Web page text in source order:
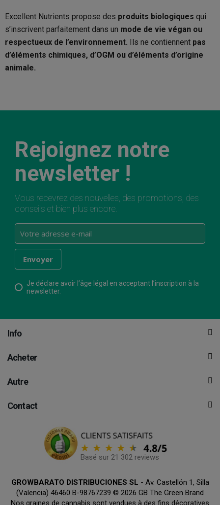
Excellent Nutrients propose des produits biologiques qui
s’inscrivent parfaitement dans un mode de vie végan ou
respectueux de l’environnement. Ils ne contiennent pas
d’éléments chimiques, d’OGM ou d’éléments d’origine
animale.
Rejoignez notre
newsletter !
Vous recevrez des nouvelles, des promotions, des
conseils et bien plus encore.
Je déclare avoir l’âge légal en acceptant l’inscription à la
newsletter.
Info
Acheter
Autre
Contact
Basé sur 21 302 reviews
GROWBARATO DISTRIBUCIONES SL - Av. Castellón 1, Silla
(Valencia) 46460 B-98767239 © 2026 GB The Green Brand
Nos graines de cannabis sont vendues à des fins décoratives